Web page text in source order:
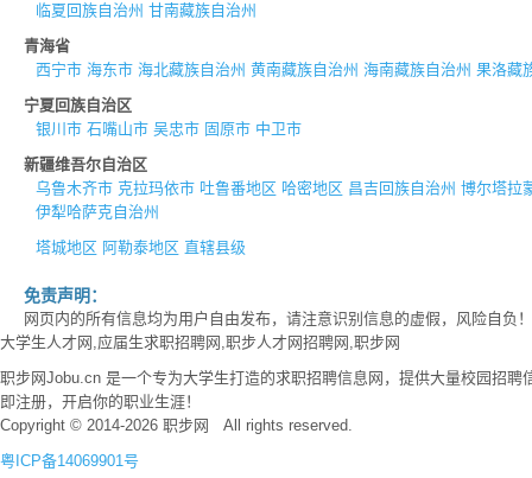
临夏回族自治州 甘南藏族自治州
青海省
西宁市 海东市 海北藏族自治州 黄南藏族自治州 海南藏族自治州 果洛藏
宁夏回族自治区
银川市 石嘴山市 吴忠市 固原市 中卫市
新疆维吾尔自治区
乌鲁木齐市 克拉玛依市 吐鲁番地区 哈密地区 昌吉回族自治州 博尔塔拉
伊犁哈萨克自治州
塔城地区 阿勒泰地区 直辖县级
免责声明：
网页内的所有信息均为用户自由发布，请注意识别信息的虚假，风险自
大学生人才网,应届生求职招聘网,职步人才网招聘网,职步网
职步网Jobu.cn 是一个专为大学生打造的求职招聘信息网，提供大量校园招
即注册，开启你的职业生涯！
Copyright © 2014-2026 职步网 All rights reserved.
粤ICP备14069901号